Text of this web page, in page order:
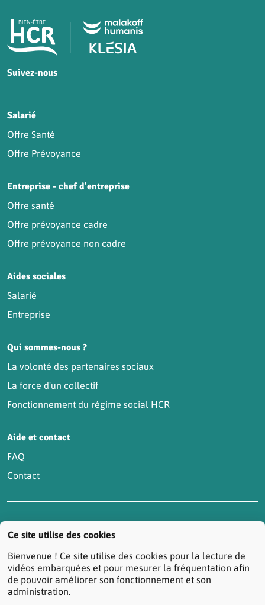
Ce site utilise des cookies
Bienvenue ! Ce site utilise des cookies pour la lecture de
vidéos embarquées et pour mesurer la fréquentation afin
de pouvoir améliorer son fonctionnement et son
administration.
Pied de page HCR Bien-Être
Suivez-nous
Salarié
Offre Santé
Offre Prévoyance
Entreprise - chef d'entreprise
Offre santé
Offre prévoyance cadre
Offre prévoyance non cadre
Aides sociales
Salarié
Entreprise
Qui sommes-nous ?
La volonté des partenaires sociaux
La force d'un collectif
Fonctionnement du régime social HCR
Aide et contact
FAQ
Contact
Protection des données personnelles
Réclamation/Médiation Santé